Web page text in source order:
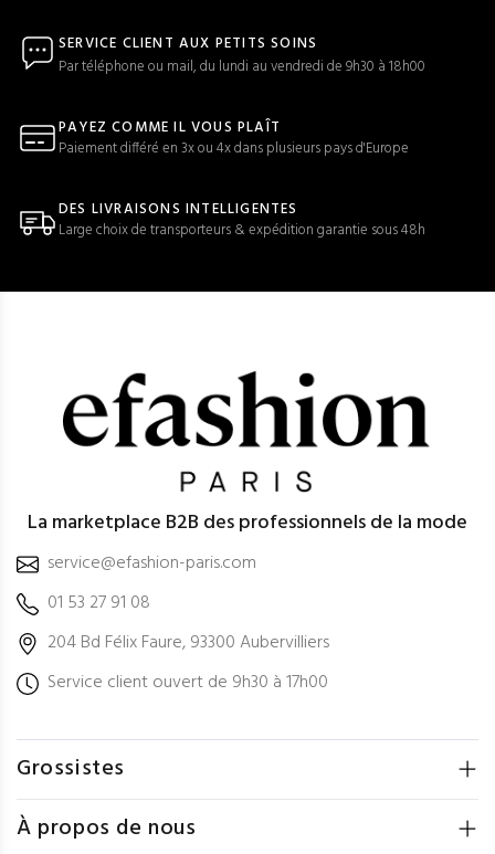
SERVICE CLIENT AUX PETITS SOINS
Par téléphone ou mail, du lundi au vendredi de 9h30 à 18h00
PAYEZ COMME IL VOUS PLAÎT
Paiement différé en 3x ou 4x dans plusieurs pays d'Europe
DES LIVRAISONS INTELLIGENTES
Large choix de transporteurs & expédition garantie sous 48h
La marketplace B2B des professionnels de la mode
service@efashion-paris.com
01 53 27 91 08
204 Bd Félix Faure, 93300 Aubervilliers
Service client ouvert de 9h30 à 17h00
Grossistes
À propos de nous